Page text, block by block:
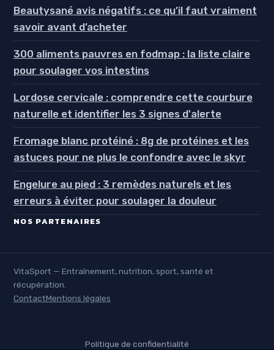
Beautysané avis négatifs : ce qu’il faut vraiment
savoir avant d’acheter
300 aliments pauvres en fodmap : la liste claire
pour soulager vos intestins
Lordose cervicale : comprendre cette courbure
naturelle et identifier les 3 signes d'alerte
Fromage blanc protéiné : 8g de protéines et les
astuces pour ne plus le confondre avec le skyr
Engelure au pied : 3 remèdes naturels et les
erreurs à éviter pour soulager la douleur
NOS PARTENAIRES
VitaSport — Entraînement, nutrition, sport, santé et
récupération.
ContactMentions légales
Politique de confidentialité